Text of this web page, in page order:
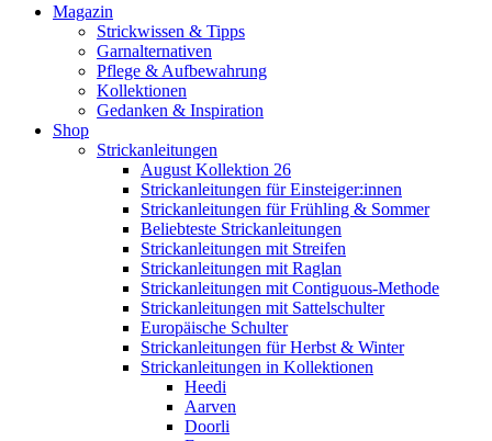
Magazin
Strickwissen & Tipps
Garnalternativen
Pflege & Aufbewahrung
Kollektionen
Gedanken & Inspiration
Shop
Strickanleitungen
August Kollektion 26
Strickanleitungen für Einsteiger:innen
Strickanleitungen für Frühling & Sommer
Beliebteste Strickanleitungen
Strickanleitungen mit Streifen
Strickanleitungen mit Raglan
Strickanleitungen mit Contiguous-Methode
Strickanleitungen mit Sattelschulter
Europäische Schulter
Strickanleitungen für Herbst & Winter
Strickanleitungen in Kollektionen
Heedi
Aarven
Doorli